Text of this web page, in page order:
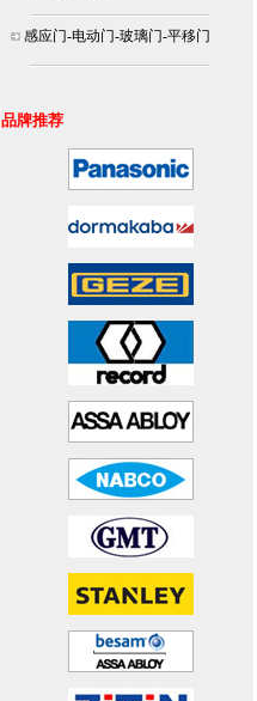
感应门-电动门-玻璃门-平移门
品牌推荐